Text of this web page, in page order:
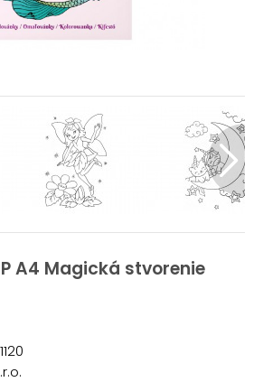
A4 Magická stvorenie